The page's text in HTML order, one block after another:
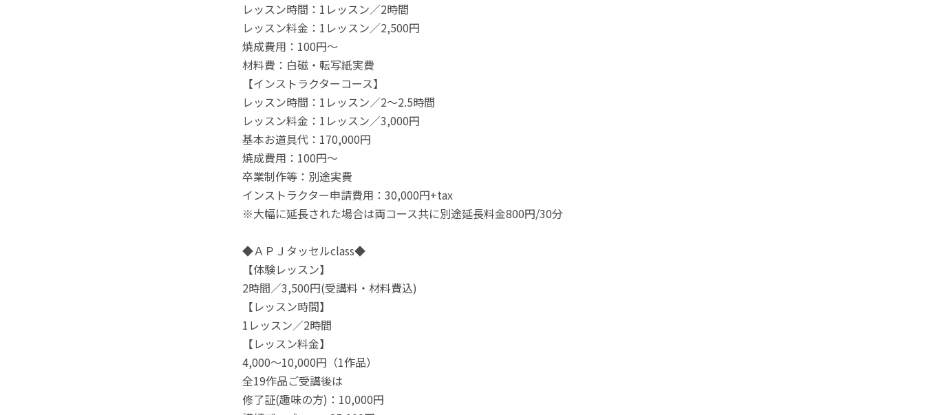
レッスン時間：1レッスン／2時間
レッスン料金：1レッスン／2,500円
焼成費用：100円～
材料費：白磁・転写紙実費
【インストラクターコース】
レッスン時間：1レッスン／2～2.5時間
レッスン料金：1レッスン／3,000円
基本お道具代：170,000円
焼成費用：100円～
卒業制作等：別途実費
インストラクター申請費用：30,000円+tax
※大幅に延長された場合は両コース共に別途延長料金800円/30分
◆ＡＰＪタッセルclass◆
【体験レッスン】
2時間／3,500円(受講料・材料費込)
【レッスン時間】
1レッスン／2時間
【レッスン料金】
4,000～10,000円（1作品）
全19作品ご受講後は
修了証(趣味の方)：10,000円